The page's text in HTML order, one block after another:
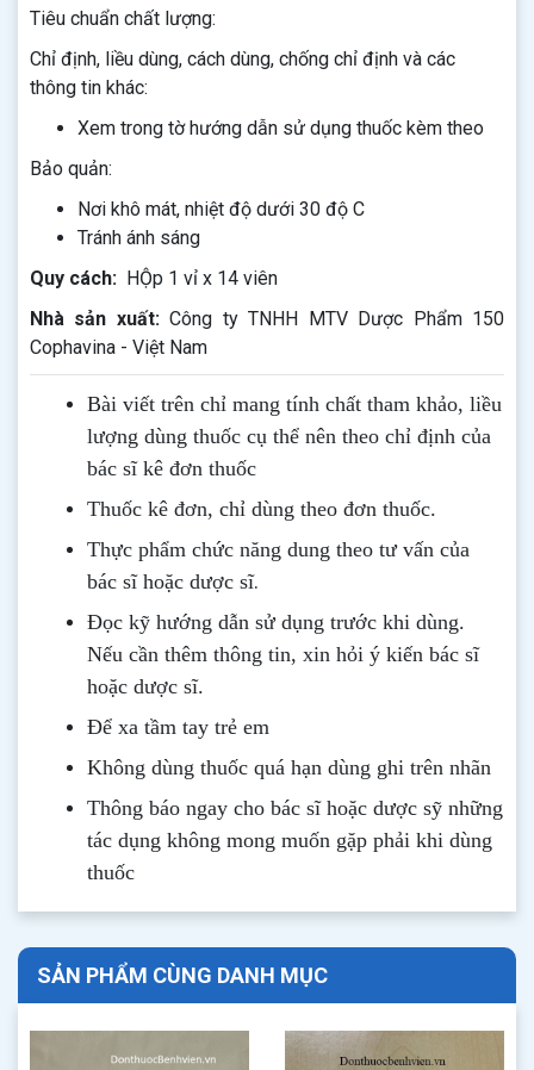
Tiêu chuẩn chất lượng:
Chỉ định, liều dùng, cách dùng, chống chỉ định và các
thông tin khác:
Xem trong tờ hướng dẫn sử dụng thuốc kèm theo
Bảo quản:
Nơi khô mát, nhiệt độ dưới 30 độ C
Tránh ánh sáng
Quy cách: HỘp 1 vỉ x 14 viên
Nhà sản xuất:Công ty TNHH MTV Dược Phẩm 150
Cophavina - Việt Nam
Bài viết trên chỉ mang tính chất tham khảo, liều
lượng dùng thuốc cụ thể nên theo chỉ định của
bác sĩ kê đơn thuốc
Thuốc kê đơn, chỉ dùng theo đơn thuốc.
Thực phẩm chức năng dung theo tư vấn của
bác sĩ hoặc dược sĩ.
Đọc kỹ hướng dẫn sử dụng trước khi dùng.
Nếu cần thêm thông tin, xin hỏi ý kiến bác sĩ
hoặc dược sĩ.
Để xa tầm tay trẻ em
Không dùng thuốc quá hạn dùng ghi trên nhãn
Thông báo ngay cho bác sĩ hoặc dược sỹ những
tác dụng không mong muốn gặp phải khi dùng
thuốc
SẢN PHẨM CÙNG DANH MỤC